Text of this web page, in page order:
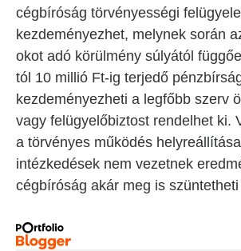
cégbíróság törvényességi
kezdeményezhet, melynek során
okot adó körülmény súlyától
tól 10 millió Ft-ig terjedő
kezdeményezheti a legfőbb szerv
vagy felügyelőbiztost rendelhet ki.
a törvényes működés
intézkedések nem vezetnek
cégbíróság akár meg is